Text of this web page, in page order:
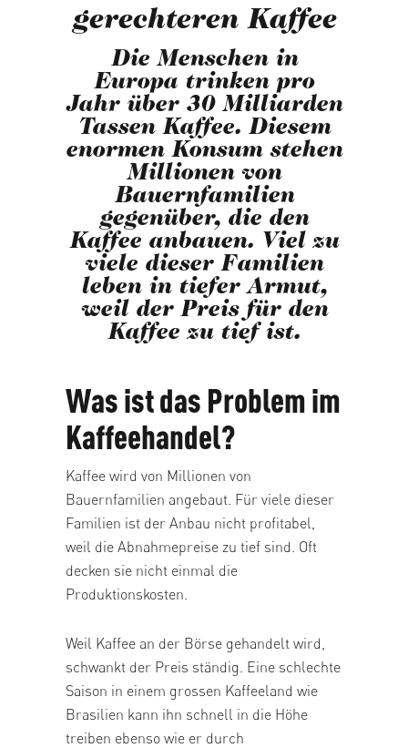
gerechteren Kaffee
Die Menschen in
Europa trinken pro
Jahr über 30 Milliarden
Tassen Kaffee. Diesem
enormen Konsum stehen
Millionen von
Bauernfamilien
gegenüber, die den
Kaffee anbauen. Viel zu
viele dieser Familien
leben in tiefer Armut,
weil der Preis für den
Kaffee zu tief ist.
Was ist das Problem im
Kaffeehandel?
Kaffee wird von Millionen von
Bauernfamilien angebaut. Für viele dieser
Familien ist der Anbau nicht profitabel,
weil die Abnahmepreise zu tief sind. Oft
decken sie nicht einmal die
Produktionskosten.
Weil Kaffee an der Börse gehandelt wird,
schwankt der Preis ständig. Eine schlechte
Saison in einem grossen Kaffeeland wie
Brasilien kann ihn schnell in die Höhe
treiben ebenso wie er durch